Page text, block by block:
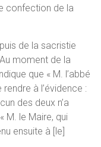
confection de la
de la sacristie
moment de la
que « M. l’abbé
à l’évidence :
des deux n’a
M. le Maire, qui
ensuite à [le]